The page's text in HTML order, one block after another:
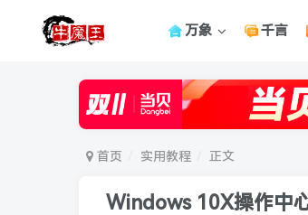
万象 千言
首页 实用教程 正文
Windows 10X操作中